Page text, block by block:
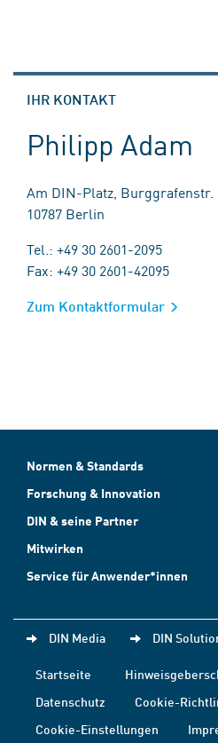
IHR KONTAKT
Philipp Adam
Am DIN-Platz, Burggrafenstr.
10787 Berlin
Tel.: +49 30 2601-2095
Fax: +49 30 2601-42095
Zum Kontaktformular
Normen & Standards
Forschung & Innovation
DIN & seine Partner
Mitwirken
Service für Anwender*innen
DIN Media DIN
Startseite
Datenschutz
Cookie-
Cookie-Einstellungen